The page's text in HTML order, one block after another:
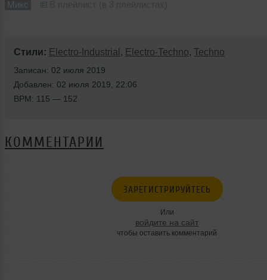
Микс
Стили: Electro-Industrial , Electro-Techno, Techno
Записан: 02 июля 2019
Добавлен: 02 июля 2019, 22:06
BPM: 115 — 152
КОММЕНТАРИИ
ЗАРЕГИСТРИРУЙТЕСЬ
Или
войдите на сайт
чтобы оставить комментарий